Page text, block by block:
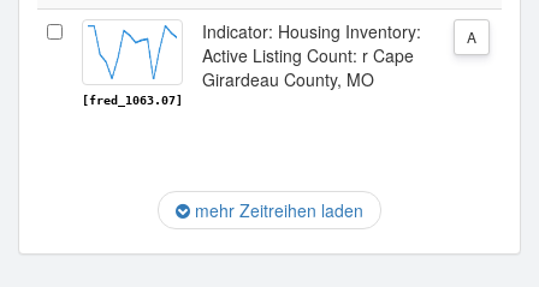
[fred_1063.07]
Indicator: Housing Inventory:
Active Listing Count: r Cape
Girardeau County, MO
A
mehr Zeitreihen laden